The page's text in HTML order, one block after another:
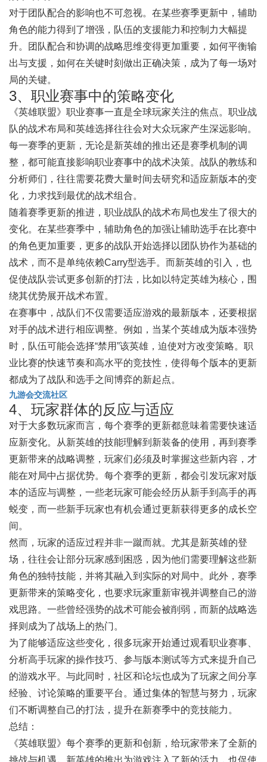
对于团队配合的影响也不可忽视。在某些赛季更新中，辅助
角色的能力得到了增强，队伍的支援能力和控制力大幅提
升。团队配合和协调的战略思维变得更加重要，如何平衡输
出与支援，如何在关键时刻做出正确决策，成为了每一场对
局的关键。
3、职业赛事中的策略变化
《英雄联盟》职业赛事一直是全球玩家关注的焦点。职业战
队的战术布局和英雄选择往往会对大众玩家产生深远影响。
每一赛季的更新，无论是新英雄的推出还是赛季机制的调
整，都可能直接影响职业赛事中的战术决策。战队的教练和
分析师们，往往需要花费大量时间去研究和适应新版本的变
化，力求找到最优的战术组合。
随着赛季更新的推进，职业战队的战术布局也发生了很大的
变化。在某些赛季中，辅助角色的加强让辅助选手在比赛中
的角色更加重要，更多的战队开始选择以团队协作为基础的
战术，而不是单纯依赖Carry型选手。而新英雄的引入，也
促使战队尝试更多创新的打法，比如以特定英雄为核心，围
绕其优势展开战术布置。
在赛事中，战队们不仅需要适应游戏的最新版本，还要根据
对手的战术进行相应调整。例如，当某个英雄成为版本强势
时，队伍可能会选择“禁用”该英雄，迫使对方改变策略。职
业比赛的快速节奏和高水平的竞技性，使得每个版本的更新
都成为了战队和选手之间博弈的新起点。
九游会交流社区
4、玩家群体的反应与适应
对于大多数玩家而言，每个赛季的更新都意味着需要快速适
应新变化。从新英雄的技能理解到新装备的使用，再到赛季
更新带来的战略调整，玩家们必须及时掌握这些新内容，才
能在对局中占据优势。每个赛季的更新，都会引发玩家对版
本的适应与调整，一些老玩家可能会经历从新手到高手的再
蜕变，而一些新手玩家也有机会通过更新获得更多的成长空
间。
然而，玩家的适应过程并非一蹴而就。尤其是新英雄的登
场，往往会让部分玩家感到困惑，因为他们需要理解这些新
角色的独特技能，并将其融入到实际的对局中。此外，赛季
更新带来的策略变化，也要求玩家重新审视并调整自己的游
戏思路。一些曾经强势的战术可能会被削弱，而新的战略选
择则成为了战场上的热门。
为了能够适应这些变化，很多玩家开始通过观看职业赛事、
分析高手玩家的操作技巧、参与版本测试等方式来提升自己
的游戏水平。与此同时，社区和论坛也成为了玩家之间分享
经验、讨论策略的重要平台。通过集体的智慧与努力，玩家
们不断调整自己的打法，提升在新赛季中的竞技能力。
总结：
《英雄联盟》每个赛季的更新和创新，给玩家带来了全新的
挑战与机遇。新英雄的推出为游戏注入了新的活力，也促使